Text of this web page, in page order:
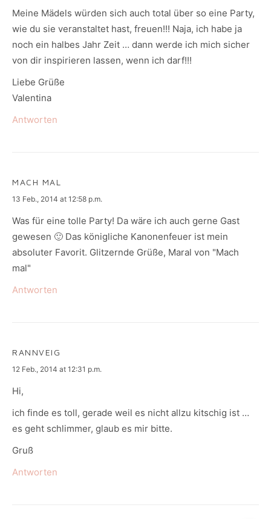
Meine Mädels würden sich auch total über so eine Party,
wie du sie veranstaltet hast, freuen!!! Naja, ich habe ja
noch ein halbes Jahr Zeit … dann werde ich mich sicher
von dir inspirieren lassen, wenn ich darf!!!
Liebe Grüße
Valentina
Antworten
MACH MAL
says:
13 Feb., 2014 at 12:58 p.m.
Was für eine tolle Party! Da wäre ich auch gerne Gast
gewesen 🙂 Das königliche Kanonenfeuer ist mein
absoluter Favorit. Glitzernde Grüße, Maral von "Mach
mal"
Antworten
RANNVEIG
says:
12 Feb., 2014 at 12:31 p.m.
Hi,
ich finde es toll, gerade weil es nicht allzu kitschig ist …
es geht schlimmer, glaub es mir bitte.
Gruß
Antworten